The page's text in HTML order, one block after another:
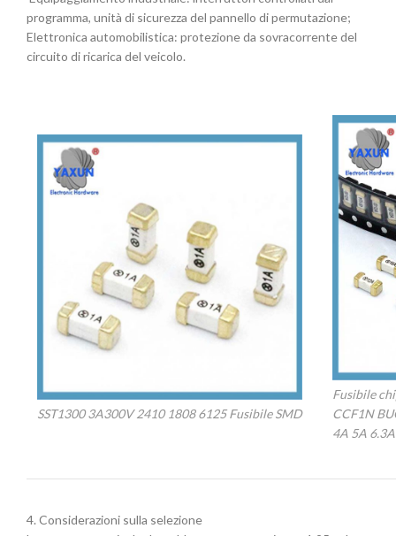
programma, unità di sicurezza del pannello di permutazione;
‌Elettronica automobilistica‌: protezione da sovracorrente del
circuito di ricarica del veicolo.
SST1300 3A300V 2410 1808 6125 Fusibile SMD
Fusibile
CCF1N
4A 5A
4. Considerazioni sulla selezione